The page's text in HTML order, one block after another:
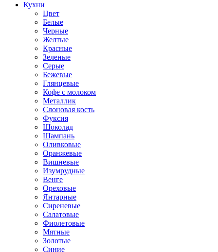
Кухни
Цвет
Белые
Черные
Желтые
Красные
Зеленые
Серые
Бежевые
Глянцевые
Кофе с молоком
Металлик
Слоновая кость
Фуксия
Шоколад
Шампань
Оливковые
Оранжевые
Вишневые
Изумрудные
Венге
Ореховые
Янтарные
Сиреневые
Салатовые
Фиолетовые
Мятные
Золотые
Синие